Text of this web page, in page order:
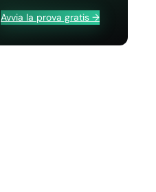
Avvia la prova gratis →